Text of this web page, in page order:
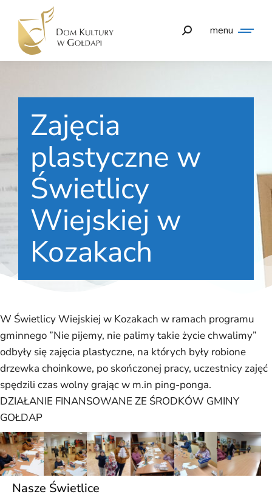
menu
Zajęcia
plastyczne w
Świetlicy
Wiejskiej w
Kozakach
W Świetlicy Wiejskiej w Kozakach w ramach programu
gminnego ”Nie pijemy, nie palimy takie życie chwalimy”
odbyły się zajęcia plastyczne, na których były robione
drzewka choinkowe, po skończonej pracy, uczestnicy zajęć
spędzili czas wolny grając w m.in ping-ponga.
DZIAŁANIE FINANSOWANE ZE ŚRODKÓW GMINY
GOŁDAP
Nasze Świetlice